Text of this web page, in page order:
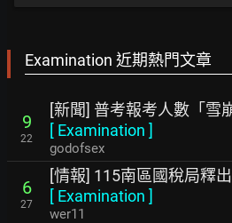
Examination 近期熱門文章
9
22
[新聞] 普考報考人數「雪
[ Examination ]
godofsex
6
27
[情報] 115南區國稅局釋
[ Examination ]
wer11